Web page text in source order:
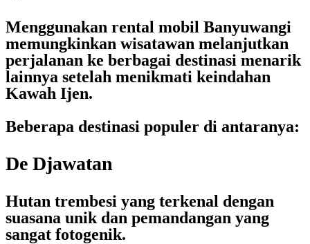
Menggunakan rental mobil Banyuwangi
memungkinkan wisatawan melanjutkan
perjalanan ke berbagai destinasi menarik
lainnya setelah menikmati keindahan
Kawah Ijen.
Beberapa destinasi populer di antaranya:
De Djawatan
Hutan trembesi yang terkenal dengan
suasana unik dan pemandangan yang
sangat fotogenik.